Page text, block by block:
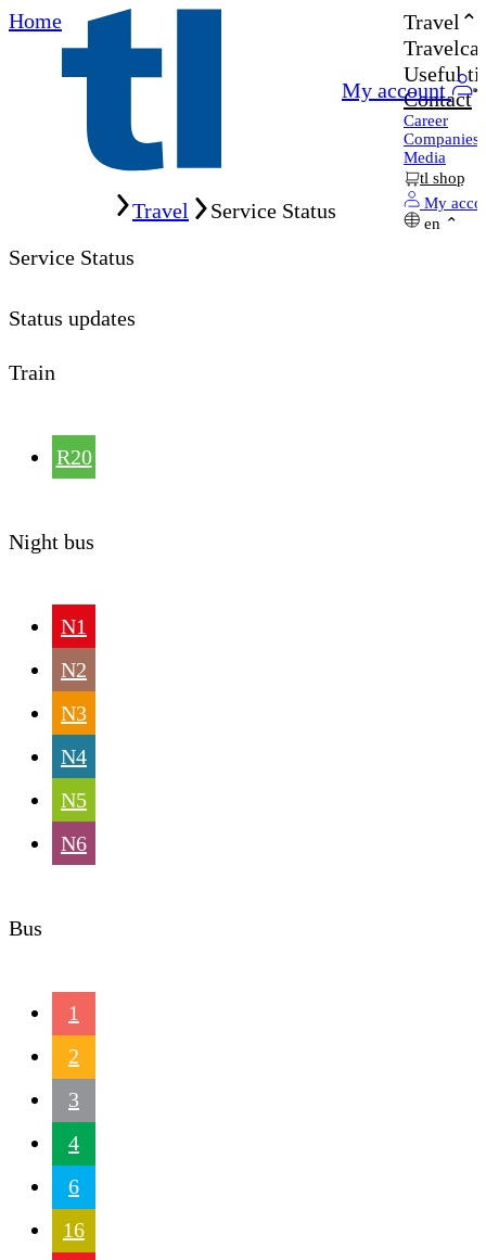
Home
My account
Travel
Useful
Contact
Career
Companies
Media
tl shop
My
en
Travel
Service Status
Service Status
Status updates
Train
R20
Night bus
N1
N2
N3
N4
N5
N6
Bus
1
2
3
4
6
16